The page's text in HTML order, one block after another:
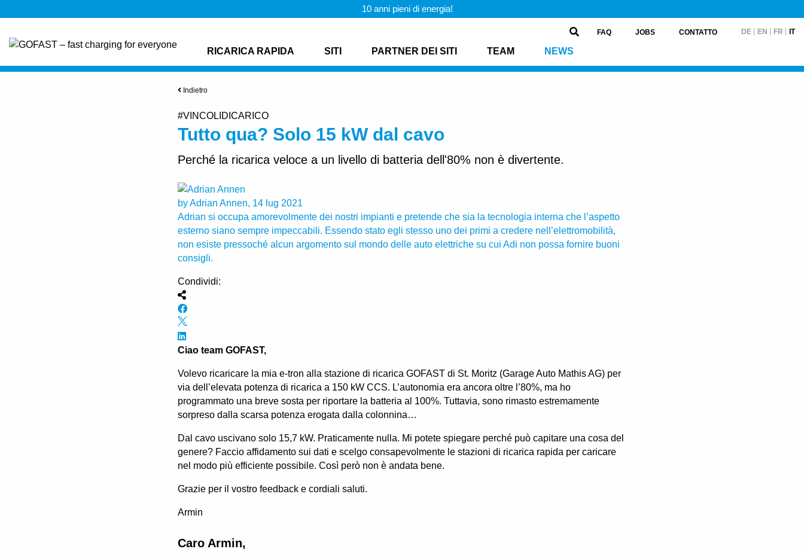
10 anni pieni di energia!
RICARICA RAPIDA SITI PARTNER DEI SITI TEAM NEWS
FAQ JOBS CONTATTO DE EN FR IT
Indietro
#VINCOLIDICARICO
Tutto qua? Solo 15 kW dal cavo
Perché la ricarica veloce a un livello di batteria dell'80% non è divertente.
by Adrian Annen, 14 lug 2021
Adrian si occupa amorevolmente dei nostri impianti e pretende che sia la tecnologia interna che l’aspetto
esterno siano sempre impeccabili. Essendo stato egli stesso uno dei primi a credere nell’elettromobilità,
non esiste pressoché alcun argomento sul mondo delle auto elettriche su cui Adi non possa fornire buoni
consigli.
Condividi:
Ciao team GOFAST,
Volevo ricaricare la mia e-tron alla stazione di ricarica GOFAST di St. Moritz (Garage Auto Mathis AG) per
via dell’elevata potenza di ricarica a 150 kW CCS. L’autonomia era ancora oltre l’80%, ma ho
programmato una breve sosta per riportare la batteria al 100%. Tuttavia, sono rimasto estremamente
sorpreso dalla scarsa potenza erogata dalla colonnina…
Dal cavo uscivano solo 15,7 kW. Praticamente nulla. Mi potete spiegare perché può capitare una cosa del
genere? Faccio affidamento sui dati e scelgo consapevolmente le stazioni di ricarica rapida per caricare
nel modo più efficiente possibile. Così però non è andata bene.
Grazie per il vostro feedback e cordiali saluti.
Armin
Caro Armin,